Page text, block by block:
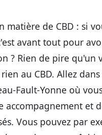
matière de CBD : si
avant tout pour
? Rien de pire qu'un
au CBD. Allez
Fault-Yonne où
accompagnement et
Vous pouvez par